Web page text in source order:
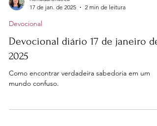
nenadafonseca
17 de jan. de 2025
2 min de leitura
Devocional
Devocional diário 17 de janeiro de
Como encontrar verdadeira sabedoria em um